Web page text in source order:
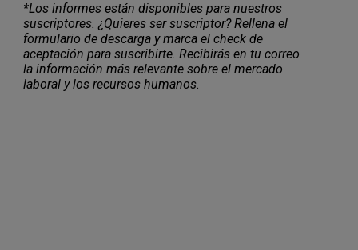
*Los informes están disponibles para nuestros
suscriptores. ¿Quieres ser suscriptor? Rellena el
formulario de descarga y marca el check de
aceptación para suscribirte. Recibirás en tu correo
la información más relevante sobre el mercado
laboral y los recursos humanos.